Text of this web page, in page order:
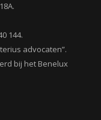
144.
advocaten”.
bij het Benelux